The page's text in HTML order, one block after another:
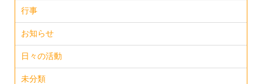
行事
お知らせ
日々の活動
未分類